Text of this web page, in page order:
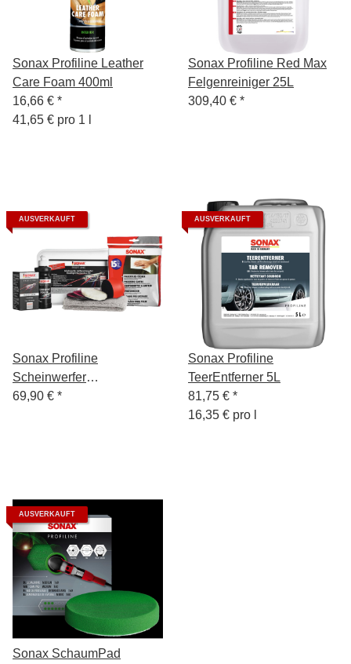
Sonax Profiline Leather
Care Foam 400ml
16,66 € *
41,65 € pro 1 l
Sonax Profiline Red Max
Felgenreiniger 25L
309,40 € *
AUSVERKAUFT
Sonax Profiline
Scheinwerfer
AufbereitungsSet
69,90 € *
AUSVERKAUFT
Sonax Profiline
TeerEntferner 5L
81,75 € *
16,35 € pro l
AUSVERKAUFT
Sonax SchaumPad